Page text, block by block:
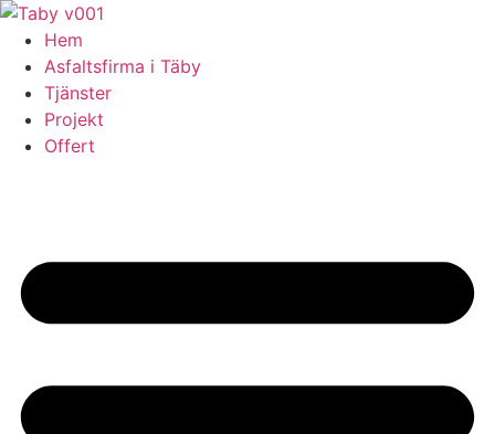
Skip
content
Hem
Asfaltsfirma i Täby
Tjänster
Projekt
Offert